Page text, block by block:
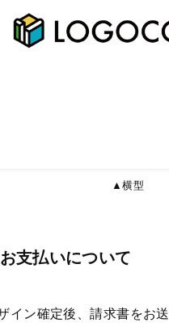
▲横型
お支払いについて
イン確定後、請求書をお